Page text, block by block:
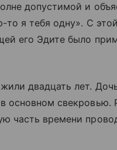
допустимой и
то я тебя одну». С этой
его Эдите было
двадцать лет.
основном свекровью.
часть времени